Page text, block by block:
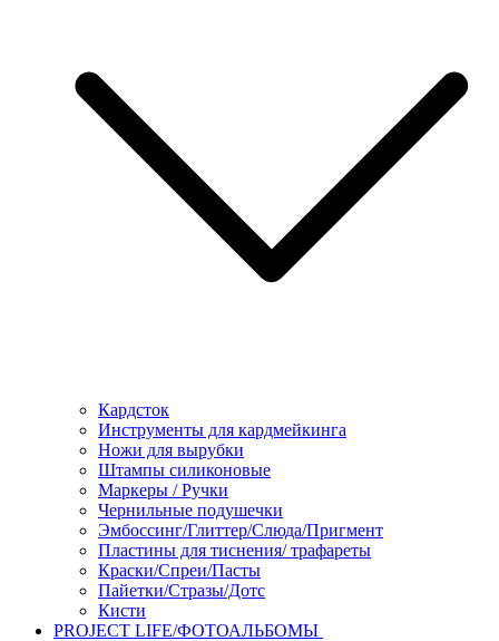
Кардсток
Инструменты для кардмейкинга
Ножи для вырубки
Штампы силиконовые
Маркеры / Ручки
Чернильные подушечки
Эмбоссинг/Глиттер/Слюда/Пригмент
Пластины для тиснения/ трафареты
Краски/Спреи/Пасты
Пайетки/Стразы/Дотс
Кисти
PROJECT LIFE/ФОТОАЛЬБОМЫ